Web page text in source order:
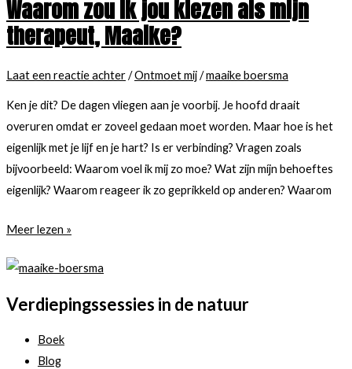
dat
kan?
beer
op
weg…
Waarom zou ik jou kiezen als mijn
therapeut, Maaike?
Laat een reactie achter/Ontmoet mij/maaike boersma
Ken je dit? De dagen vliegen aan je voorbij. Je hoofd draait
overuren omdat er zoveel gedaan moet worden. Maar hoe is het
eigenlijk met je lijf en je hart? Is er verbinding? Vragen zoals
bijvoorbeeld: Waarom voel ik mij zo moe? Wat zijn míjn behoeftes
eigenlijk? Waarom reageer ik zo geprikkeld op anderen? Waarom
Waarom
ik
kiezen
Meer lezen »
Verdiepingssessies in de natuur
Boek
Blog